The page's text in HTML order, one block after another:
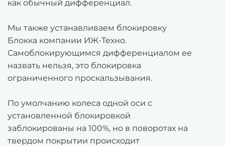
как обычный дифференциал.
Мы также устанавливаем блокировку
Блокка компании ИЖ-Техно.
Самоблокирующимся дифференциалом ее
назвать нельзя, это блокировка
ограниченного проскальзывания.
По умолчанию колеса одной оси с
установленной блокировкой
заблокированы на 100%, но в поворотах на
твердом покрытии происходит